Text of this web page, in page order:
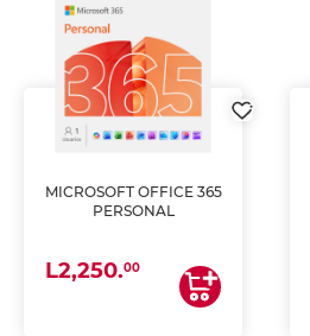
MICROSOFT OFFICE 365
PERSONAL
L2,250.00